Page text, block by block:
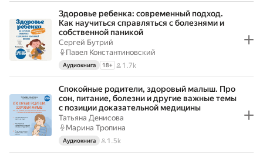
Здоровье ребенка: современный подход.
Как научиться справляться с болезнями и
собственной паникой
Сергей Бутрий
Павел Константиновский
Аудиокнига 18+ 1.7k
Спокойные родители, здоровый малыш. Про
сон, питание, болезни и другие важные темы
с позиции доказательной медицины
Татьяна Денисова
Марина Тропина
Аудиокнига 1.5k